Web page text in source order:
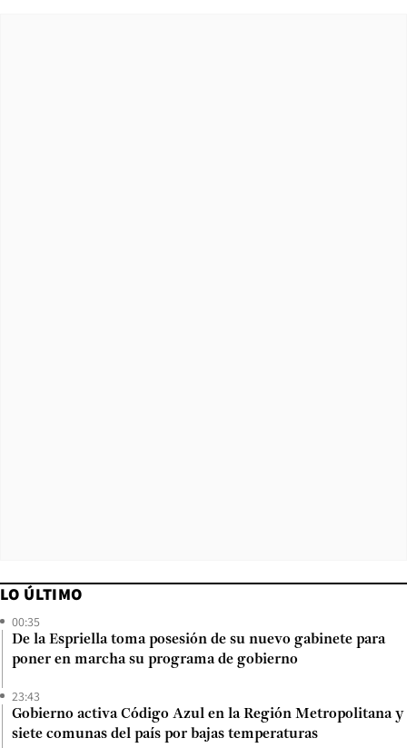
LO ÚLTIMO
00:35
De la Espriella toma posesión de su nuevo gabinete para
poner en marcha su programa de gobierno
23:43
Gobierno activa Código Azul en la Región Metropolitana y
siete comunas del país por bajas temperaturas